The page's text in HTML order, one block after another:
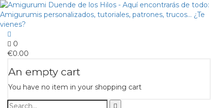
0
€0.00
An empty cart
You have no item in your shopping cart